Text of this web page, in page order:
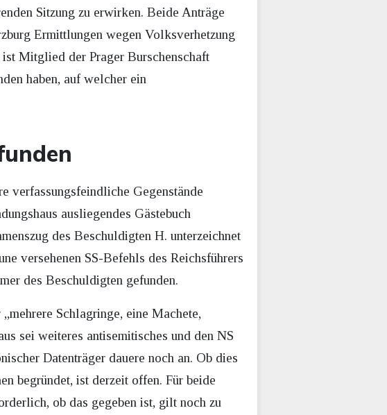
Sitzung zu erwirken. Beide Anträge
Ermittlungen wegen Volksverhetzung
Mitglied der Prager Burschenschaft
haben, auf welcher ein
verfassungsfeindliche Gegenstände
ausliegendes Gästebuch
des Beschuldigten H. unterzeichnet
versehenen SS-Befehls des Reichsführers
des Beschuldigten gefunden.
Schlagringe, eine Machete,
sei weiteres antisemitisches und den NS
Datenträger dauere noch an. Ob dies
begründet, ist derzeit offen. Für beide
ob das gegeben ist, gilt noch zu